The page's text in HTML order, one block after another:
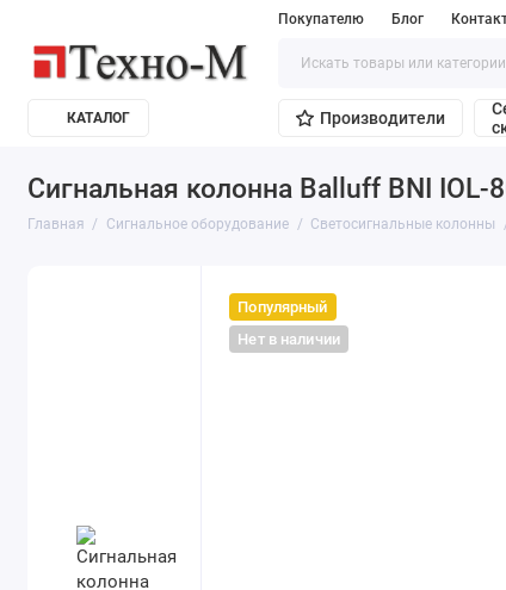
Покупателю Блог
КАТАЛОГ Производители
Сигнальная колонна Balluff BNI IOL-
Главная Сигнальное оборудование Светосигнальные колонны
Популярный
Нет в наличии